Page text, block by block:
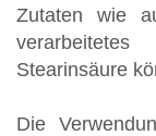
Zutaten wie
Stearinsäure
Die